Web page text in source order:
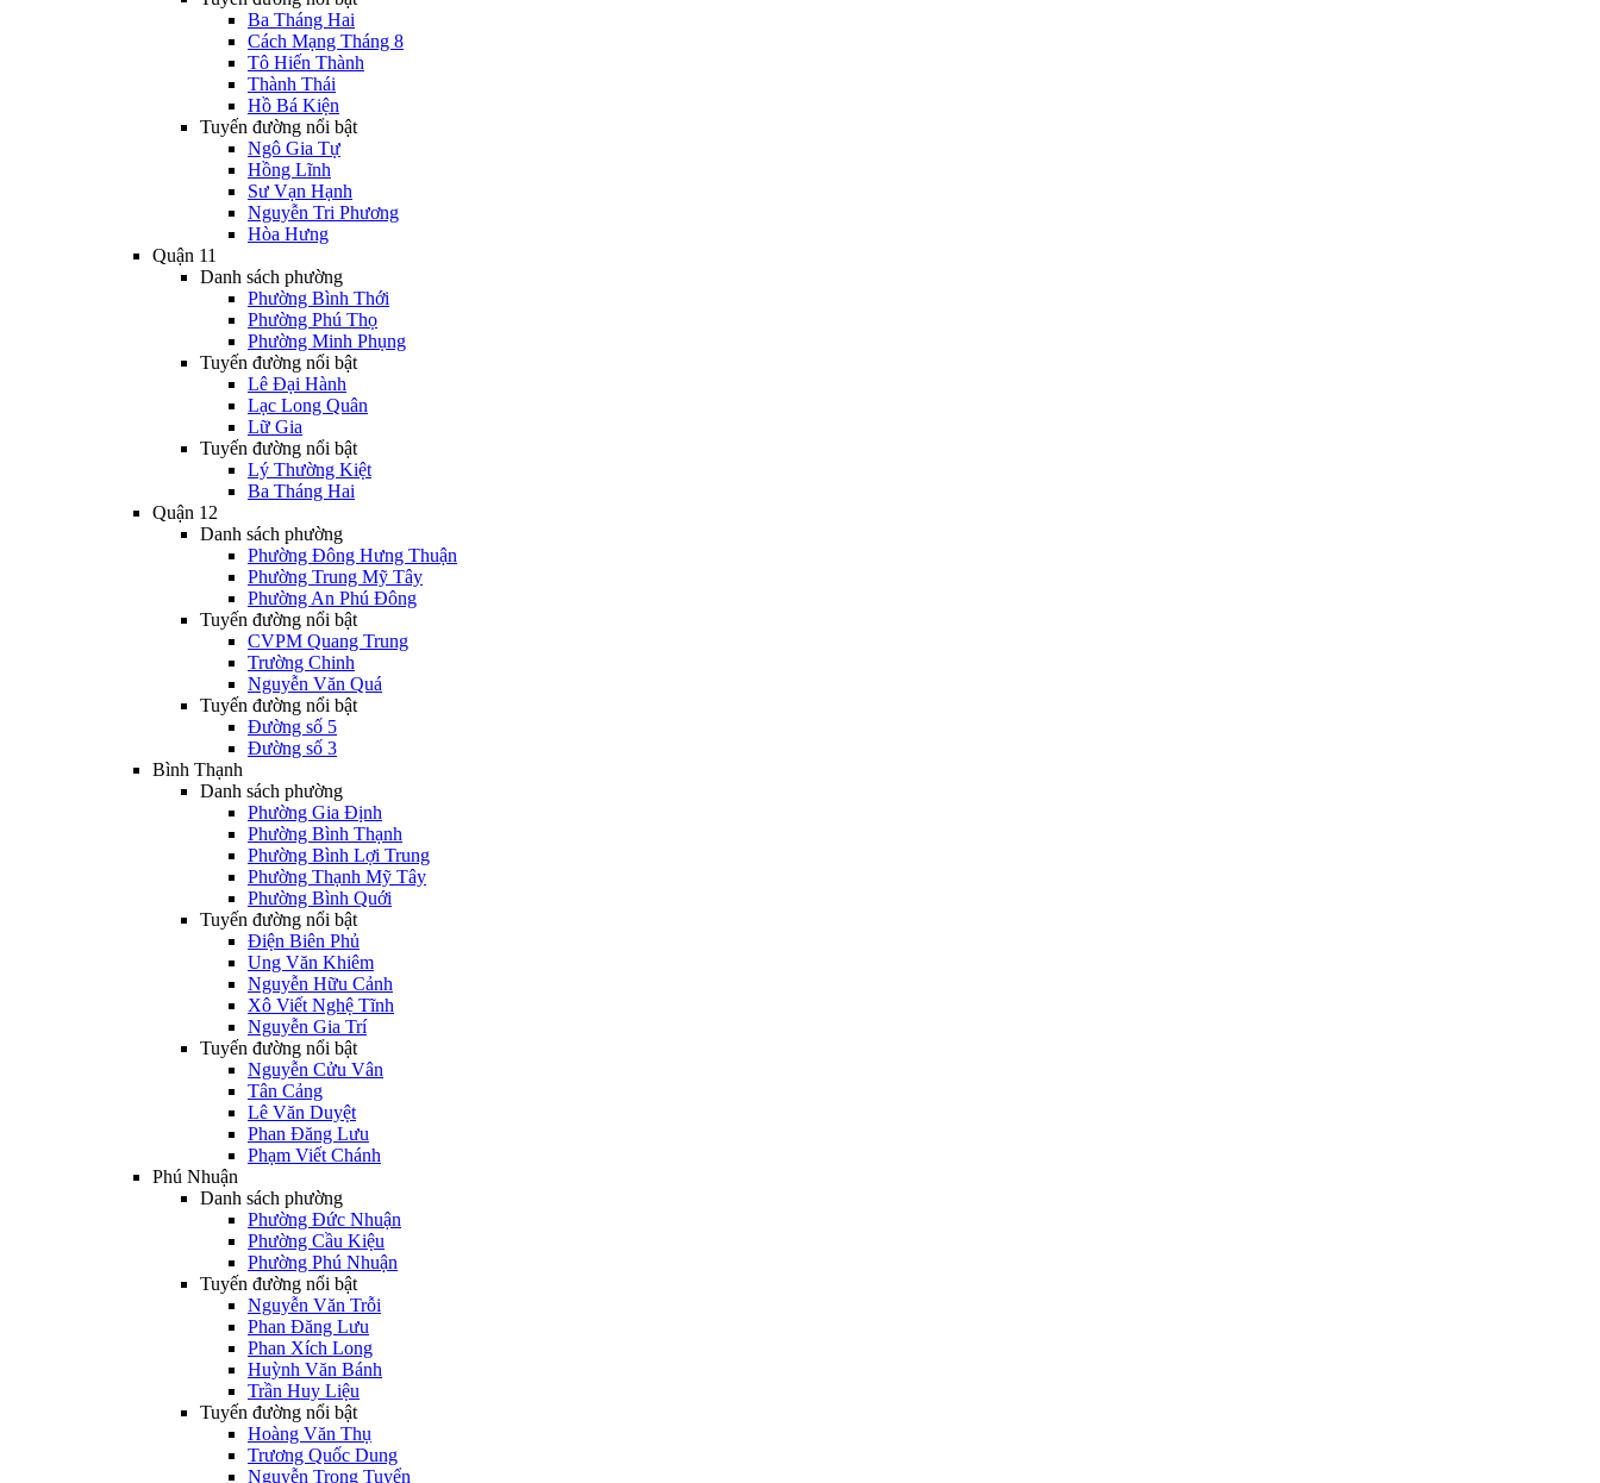
Ba Tháng Hai
Cách Mạng Tháng 8
Tô Hiến Thành
Thành Thái
Hồ Bá Kiện
Tuyến đường nổi bật
Ngô Gia Tự
Hồng Lĩnh
Sư Vạn Hạnh
Nguyễn Tri Phương
Hòa Hưng
Quận 11
Danh sách phường
Phường Bình Thới
Phường Phú Thọ
Phường Minh Phụng
Tuyến đường nổi bật
Lê Đại Hành
Lạc Long Quân
Lữ Gia
Tuyến đường nổi bật
Lý Thường Kiệt
Ba Tháng Hai
Quận 12
Danh sách phường
Phường Đông Hưng Thuận
Phường Trung Mỹ Tây
Phường An Phú Đông
Tuyến đường nổi bật
CVPM Quang Trung
Trường Chinh
Nguyễn Văn Quá
Tuyến đường nổi bật
Đường số 5
Đường số 3
Bình Thạnh
Danh sách phường
Phường Gia Định
Phường Bình Thạnh
Phường Bình Lợi Trung
Phường Thạnh Mỹ Tây
Phường Bình Quới
Tuyến đường nổi bật
Điện Biên Phủ
Ung Văn Khiêm
Nguyễn Hữu Cảnh
Xô Viết Nghệ Tĩnh
Nguyễn Gia Trí
Tuyến đường nổi bật
Nguyễn Cửu Vân
Tân Cảng
Lê Văn Duyệt
Phan Đăng Lưu
Phạm Viết Chánh
Phú Nhuận
Danh sách phường
Phường Đức Nhuận
Phường Cầu Kiệu
Phường Phú Nhuận
Tuyến đường nổi bật
Nguyễn Văn Trỗi
Phan Đăng Lưu
Phan Xích Long
Huỳnh Văn Bánh
Trần Huy Liệu
Tuyến đường nổi bật
Hoàng Văn Thụ
Trương Quốc Dung
Nguyễn Trọng Tuyển